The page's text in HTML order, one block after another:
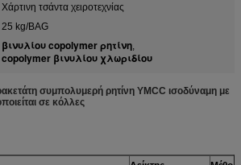
Χάρτινη τσάντα χειροτεχνίας
25 kg/BAG
βινυλίου copolymer ρητίνη,
copolymer βινυλίου χλωριδίου
συμπολυμερή ρητίνη YMCC ισοδύναμη με
σε κόλλες